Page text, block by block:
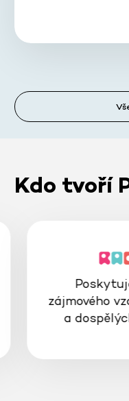
Kdo tvoří
zájmového
a